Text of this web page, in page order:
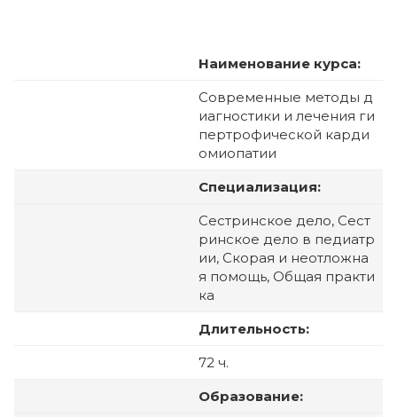
Наименование курса:
Современные методы д
иагностики и лечения ги
пертрофической карди
омиопатии
Специализация:
Сестринское дело, Сест
ринское дело в педиатр
ии, Скорая и неотложна
я помощь, Общая практи
ка
Длительность:
72 ч.
Образование: